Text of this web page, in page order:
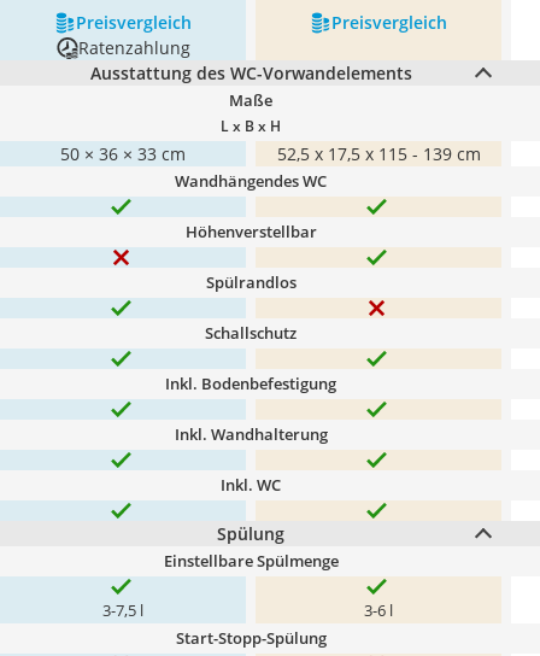
Preis­vergleich
Preis­vergleich
Ratenzahlung
Ausstattung des WC-Vorwandelements
Maße
L x B x H
50 × 36 × 33 cm 52,5 x 17,5 x 115 - 139 cm
Wandhängendes WC
Höhenverstellbar
Spülrandlos
Schallschutz
Inkl. Bodenbefestigung
Inkl. Wandhalterung
Inkl. WC
Spülung
Einstellbare Spülmenge
3-7,5 l 3-6 l
Start-Stopp-Spülung